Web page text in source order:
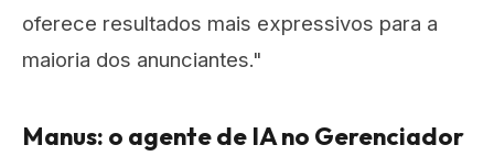
oferece resultados mais expressivos para a
maioria dos anunciantes."
Manus: o agente de IA no Gerenciador